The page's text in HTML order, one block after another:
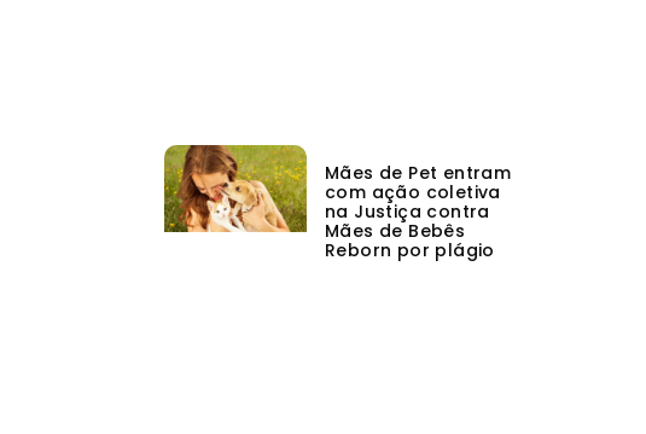
Mães de Pet entram
com ação coletiva
na Justiça contra
Mães de Bebês
Reborn por plágio